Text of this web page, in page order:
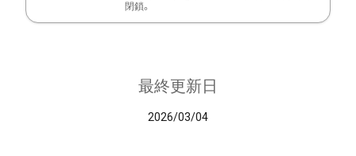
閉鎖。
最終更新日
2026/03/04